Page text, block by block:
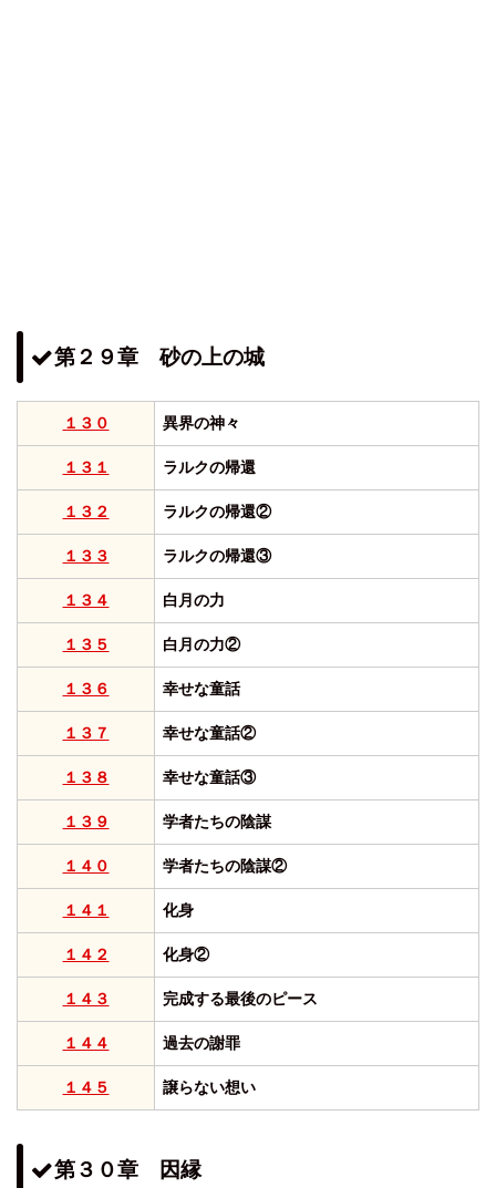
第２９章 砂の上の城
１３０ 異界の神々
１３１ ラルクの帰還
１３２ ラルクの帰還②
１３３ ラルクの帰還③
１３４ 白月の力
１３５ 白月の力②
１３６ 幸せな童話
１３７ 幸せな童話②
１３８ 幸せな童話③
１３９ 学者たちの陰謀
１４０ 学者たちの陰謀②
１４１ 化身
１４２ 化身②
１４３ 完成する最後のピース
１４４ 過去の謝罪
１４５ 譲らない想い
第３０章 因縁